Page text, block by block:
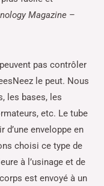
Magazine –
pas contrôler
le peut. Nous
les bases, les
etc. Le tube
d’une enveloppe en
choisi ce type de
à l’usinage et de
est envoyé à un